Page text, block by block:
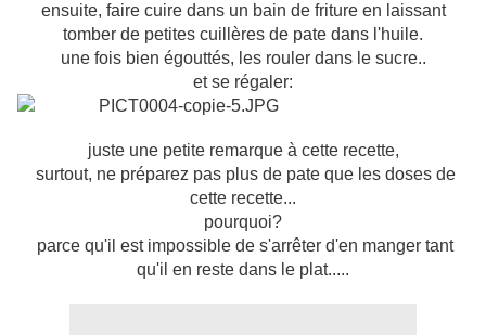
ensuite, faire cuire dans un bain de friture en laissant
tomber de petites cuillères de pate dans l'huile.
une fois bien égouttés, les rouler dans le sucre..
et se régaler:
juste une petite remarque à cette recette,
surtout, ne préparez pas plus de pate que les doses de
cette recette...
pourquoi?
parce qu'il est impossible de s'arrêter d'en manger tant
qu'il en reste dans le plat.....